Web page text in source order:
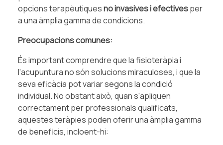
opcions terapèutiquesno invasives i efectivesper
a una àmplia gamma de condicions.
Preocupacions comunes:
És important comprendre que la fisioteràpia i
l'acupuntura no són solucions miraculoses, i que la
seva eficàcia pot variar segons la condició
individual. No obstant això, quan s'apliquen
correctament per professionals qualificats,
aquestes teràpies poden oferir una àmplia gamma
de beneficis, incloent-hi: